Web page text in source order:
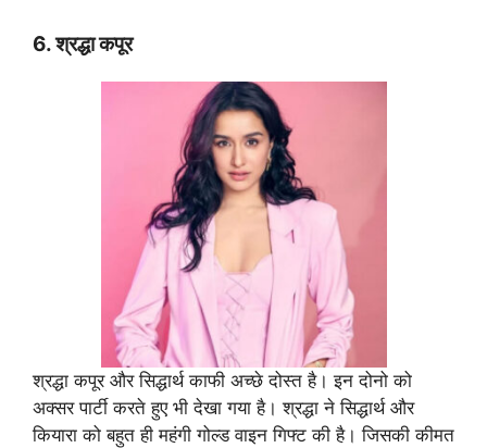
6. श्रद्धा कपूर
श्रद्धा कपूर और सिद्धार्थ काफी अच्छे दोस्त है। इन दोनो को
अक्सर पार्टी करते हुए भी देखा गया है। श्रद्धा ने सिद्धार्थ और
कियारा को बहुत ही महंगी गोल्ड वाइन गिफ्ट की है। जिसकी कीमत